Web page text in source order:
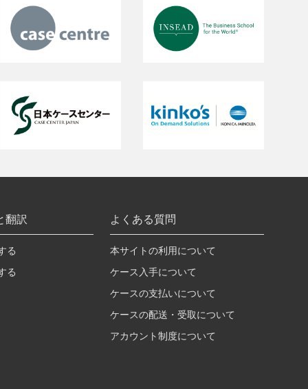
翻訳
る
る
よくある質問
本サイトの利用について
ケース入手について
ケースの支払いについて
ケースの配送・受取について
アカウント制度について